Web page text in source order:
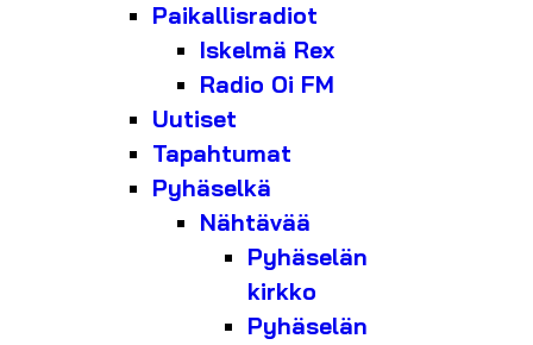
Paikallisradiot
Iskelmä Rex
Radio Oi FM
Uutiset
Tapahtumat
Pyhäselkä
Nähtävää
Pyhäselän
kirkko
Pyhäselän